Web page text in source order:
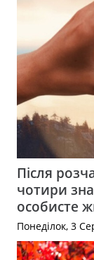
Після
чотири
особисте
Понеділок, 3